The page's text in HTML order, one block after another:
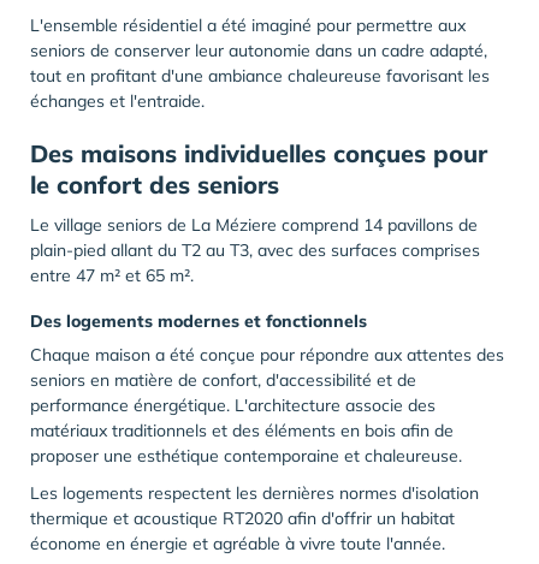
L'ensemble résidentiel a été imaginé pour permettre aux
seniors de conserver leur autonomie dans un cadre adapté,
tout en profitant d'une ambiance chaleureuse favorisant les
échanges et l'entraide.
Des maisons individuelles conçues pour
le confort des seniors
Le village seniors de La Méziere comprend 14 pavillons de
plain-pied allant du T2 au T3, avec des surfaces comprises
entre 47 m² et 65 m².
Des logements modernes et fonctionnels
Chaque maison a été conçue pour répondre aux attentes des
seniors en matière de confort, d'accessibilité et de
performance énergétique. L'architecture associe des
matériaux traditionnels et des éléments en bois afin de
proposer une esthétique contemporaine et chaleureuse.
Les logements respectent les dernières normes d'isolation
thermique et acoustique RT2020 afin d'offrir un habitat
économe en énergie et agréable à vivre toute l'année.